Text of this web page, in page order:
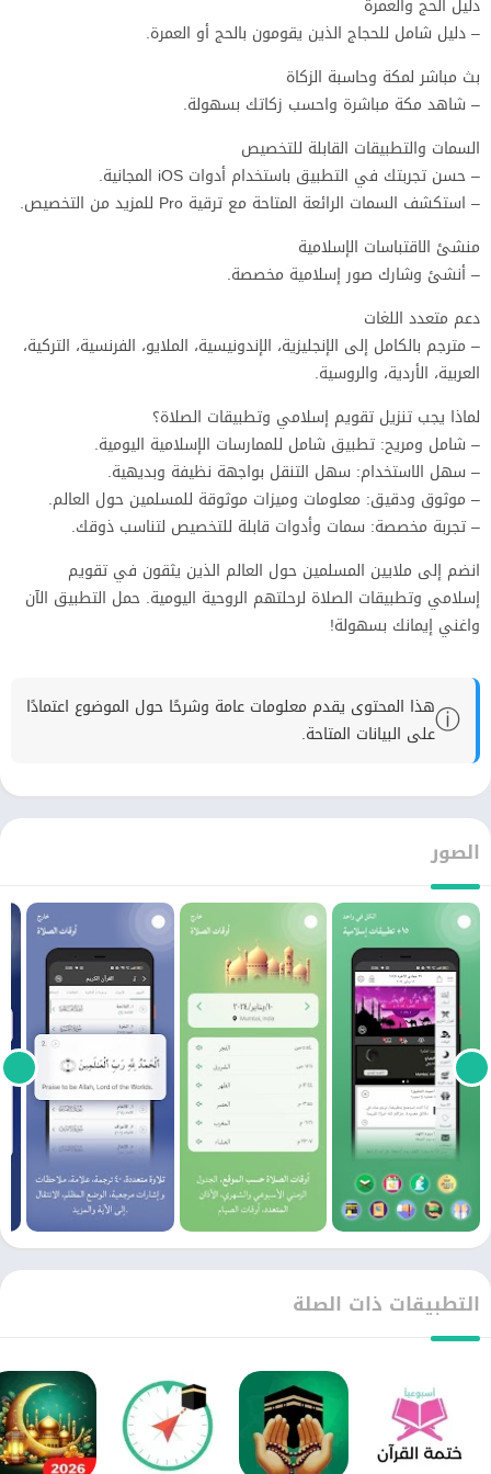
دليل الحج والعمرة
– دليل شامل للحجاج الذين يقومون بالحج أو العمرة.
بث مباشر لمكة وحاسبة الزكاة
– شاهد مكة مباشرة واحسب زكاتك بسهولة.
السمات والتطبيقات القابلة للتخصيص
– حسن تجربتك في التطبيق باستخدام أدوات iOS المجانية.
– استكشف السمات الرائعة المتاحة مع ترقية Pro للمزيد من التخصيص.
منشئ الاقتباسات الإسلامية
– أنشئ وشارك صور إسلامية مخصصة.
دعم متعدد اللغات
– مترجم بالكامل إلى الإنجليزية، الإندونيسية، الملايو، الفرنسية، التركية،
العربية، الأردية، والروسية.
لماذا يجب تنزيل تقويم إسلامي وتطبيقات الصلاة؟
– شامل ومريح: تطبيق شامل للممارسات الإسلامية اليومية.
– سهل الاستخدام: سهل التنقل بواجهة نظيفة وبديهية.
– موثوق ودقيق: معلومات وميزات موثوقة للمسلمين حول العالم.
– تجربة مخصصة: سمات وأدوات قابلة للتخصيص لتناسب ذوقك.
انضم إلى ملايين المسلمين حول العالم الذين يثقون في تقويم
إسلامي وتطبيقات الصلاة لرحلتهم الروحية اليومية. حمل التطبيق الآن
واغني إيمانك بسهولة!
ⓘهذا المحتوى يقدم معلومات عامة وشرحًا حول الموضوع اعتمادًا
على البيانات المتاحة.
الصور
التطبيقات ذات الصلة